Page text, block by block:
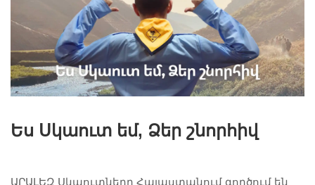
Ես Սկաուտ եմ, Ձեր շնորհիվ
ԱՐԱԼԵԶ Սկաուտները Հայաստանում գործում են